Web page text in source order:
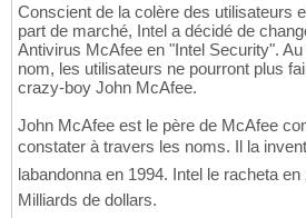
Conscient de la colère des utilisateurs
part de marché, Intel a décidé de
Antivirus McAfee en "Intel Security".
nom, les utilisateurs ne pourront plus
crazy-boy John McAfee.
John McAfee est le père de McAfee
constater à travers les noms. Il la
labandonna en 1994. Intel le racheta
Milliards de dollars.